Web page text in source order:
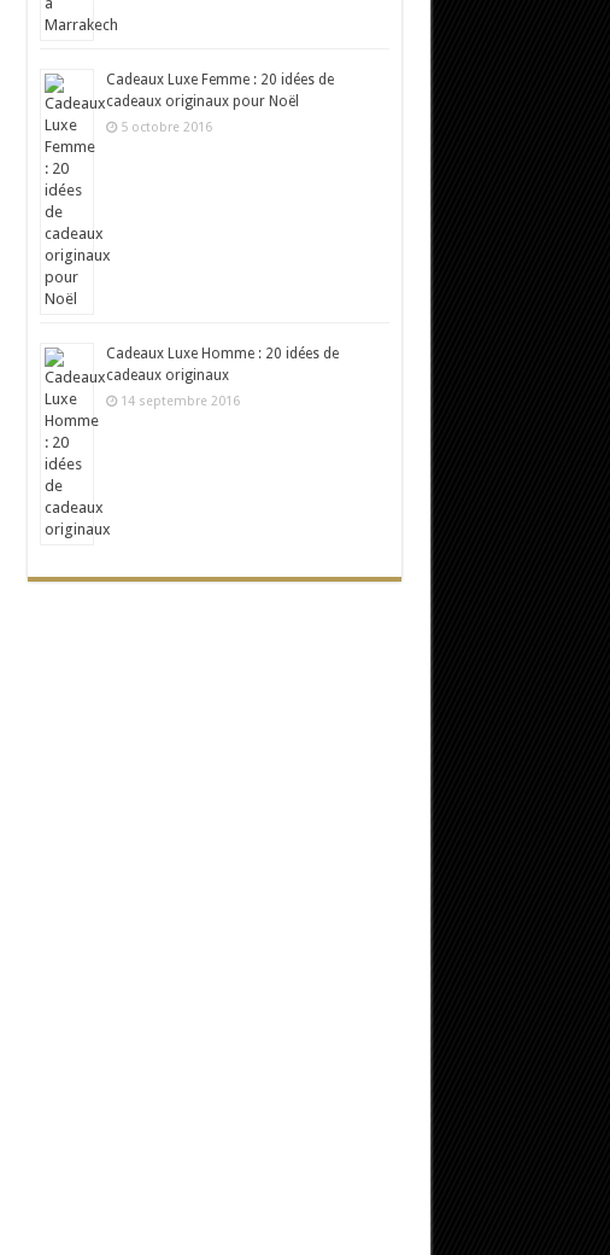
Cadeaux Luxe Femme : 20 idées de
cadeaux originaux pour Noël
5 octobre 2016
Cadeaux Luxe Homme : 20 idées de
cadeaux originaux
14 septembre 2016